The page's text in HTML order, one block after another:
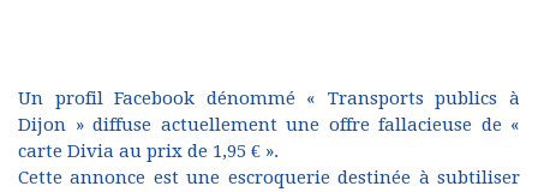
Un profil Facebook dénommé « Transports publics à
Dijon » diffuse actuellement une offre fallacieuse de «
carte Divia au prix de 1,95 € ».
Cette annonce est une escroquerie destinée à subtiliser